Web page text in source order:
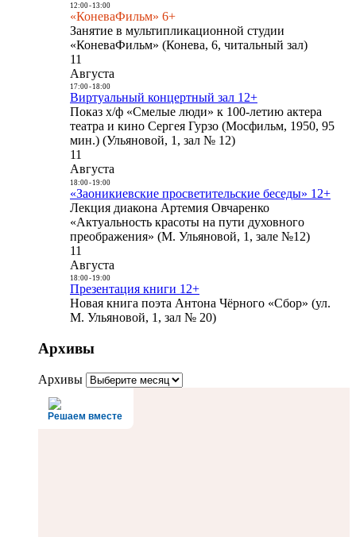
12:00- 13:00
«КоневаФильм» 6+
Занятие в мультипликационной студии
«КоневаФильм» (Конева, 6, читальный зал)
11
Августа
17:00- 18:00
Виртуальный концертный зал 12+
Показ х/ф «Смелые люди» к 100-летию актера
театра и кино Сергея Гурзо (Мосфильм, 1950, 95
мин.) (Ульяновой, 1, зал № 12)
11
Августа
18:00- 19:00
«Заоникиевские просветительские беседы» 12+
Лекция диакона Артемия Овчаренко
«Актуальность красоты на пути духовного
преображения» (М. Ульяновой, 1, зале №12)
11
Августа
18:00- 19:00
Презентация книги 12+
Новая книга поэта Антона Чёрного «Сбор» (ул.
М. Ульяновой, 1, зал № 20)
Архивы
Архивы
Решаем вместе